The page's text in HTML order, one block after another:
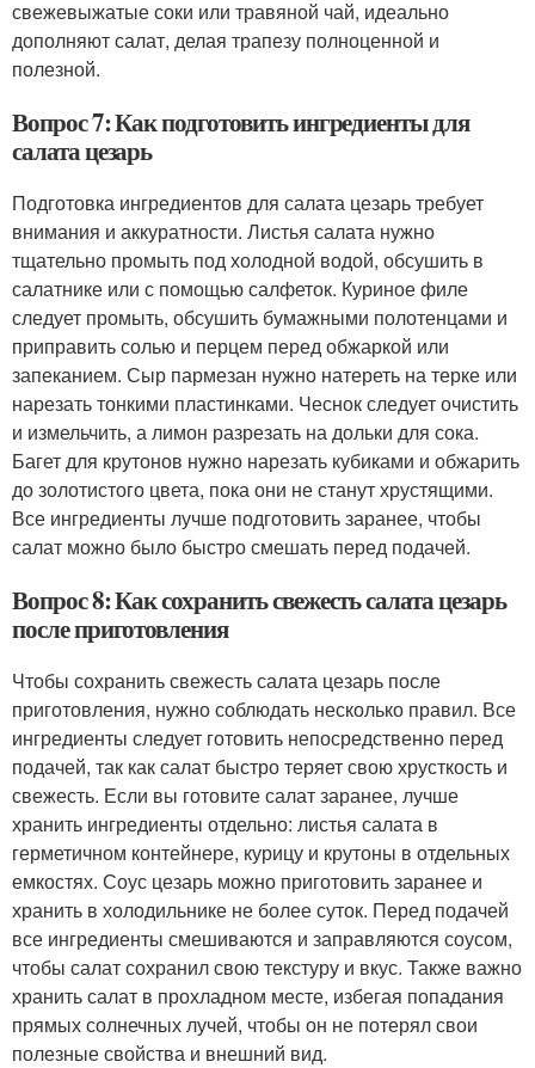
свежевыжатые соки или травяной чай, идеально
дополняют салат, делая трапезу полноценной и
полезной.
Вопрос 7: Как подготовить ингредиенты для
салата цезарь
Подготовка ингредиентов для салата цезарь требует
внимания и аккуратности. Листья салата нужно
тщательно промыть под холодной водой, обсушить в
салатнике или с помощью салфеток. Куриное филе
следует промыть, обсушить бумажными полотенцами и
приправить солью и перцем перед обжаркой или
запеканием. Сыр пармезан нужно натереть на терке или
нарезать тонкими пластинками. Чеснок следует очистить
и измельчить, а лимон разрезать на дольки для сока.
Багет для крутонов нужно нарезать кубиками и обжарить
до золотистого цвета, пока они не станут хрустящими.
Все ингредиенты лучше подготовить заранее, чтобы
салат можно было быстро смешать перед подачей.
Вопрос 8: Как сохранить свежесть салата цезарь
после приготовления
Чтобы сохранить свежесть салата цезарь после
приготовления, нужно соблюдать несколько правил. Все
ингредиенты следует готовить непосредственно перед
подачей, так как салат быстро теряет свою хрусткость и
свежесть. Если вы готовите салат заранее, лучше
хранить ингредиенты отдельно: листья салата в
герметичном контейнере, курицу и крутоны в отдельных
емкостях. Соус цезарь можно приготовить заранее и
хранить в холодильнике не более суток. Перед подачей
все ингредиенты смешиваются и заправляются соусом,
чтобы салат сохранил свою текстуру и вкус. Также важно
хранить салат в прохладном месте, избегая попадания
прямых солнечных лучей, чтобы он не потерял свои
полезные свойства и внешний вид.